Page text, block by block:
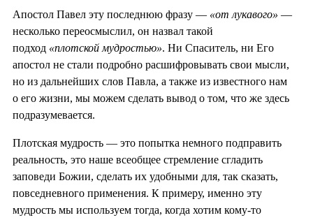
Апостол Павел эту последнюю фразу — «от лукавого» —
несколько переосмыслил, он назвал такой
подход «плотской мудростью». Ни Спаситель, ни Его
апостол не стали подробно расшифровывать свои мысли,
но из дальнейших слов Павла, а также из известного нам
о его жизни, мы можем сделать вывод о том, что же здесь
подразумевается.
Плотская мудрость — это попытка немного подправить
реальность, это наше всеобщее стремление сгладить
заповеди Божии, сделать их удобными для, так сказать,
повседневного применения. К примеру, именно эту
мудрость мы используем тогда, когда хотим кому-то